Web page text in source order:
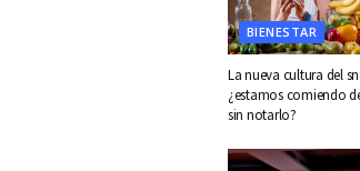
BIENESTAR
La nueva cultura del
¿estamos comiendo
sin notarlo?